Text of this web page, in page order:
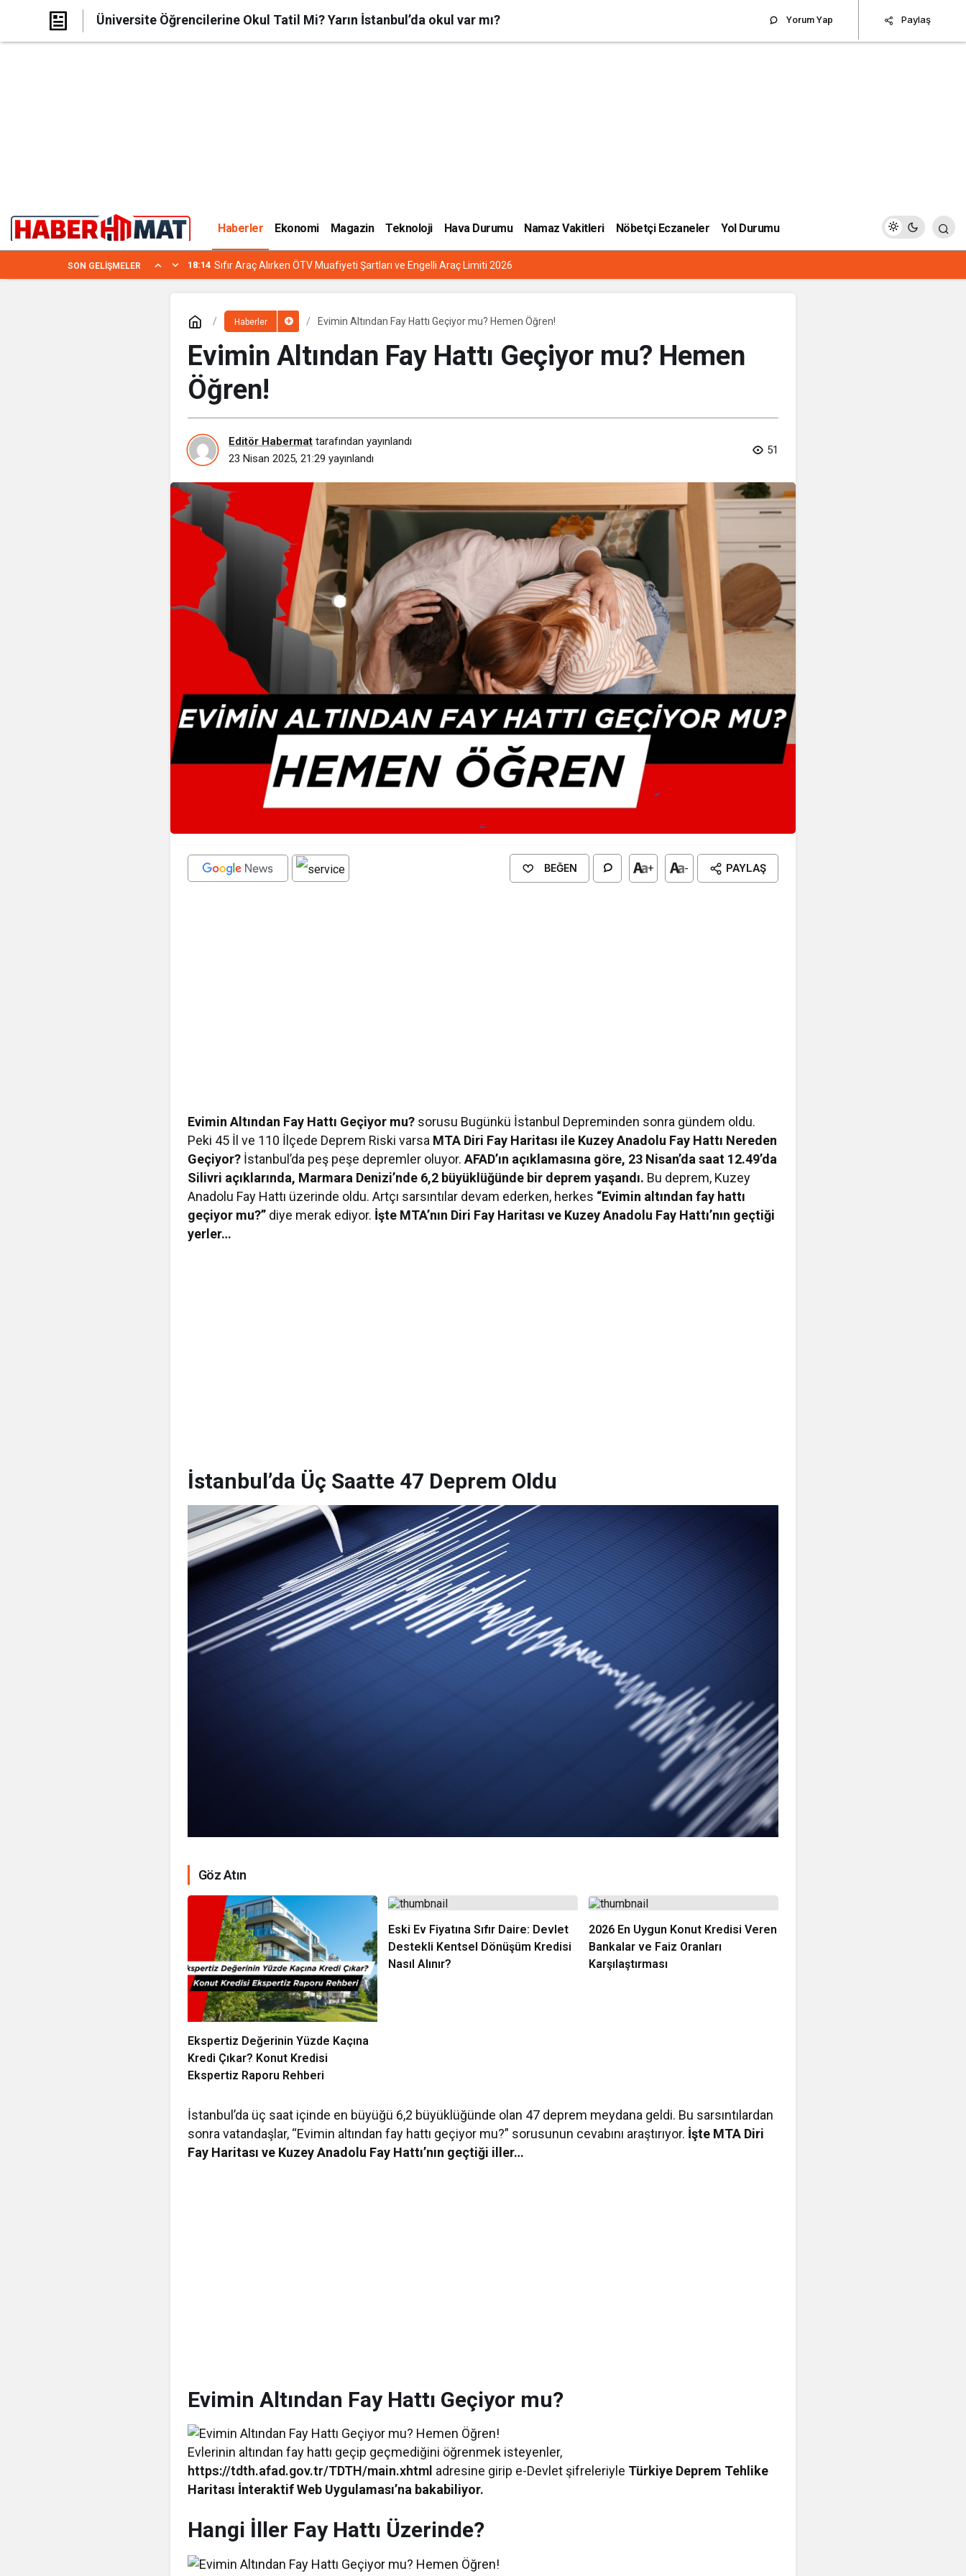
Haberler Ekonomi Magazin Teknoloji Hava Durumu Namaz Vakitleri Nöbetçi Eczaneler Yol Durumu
SON GELIŞMELER 18:14 Sıfır Araç Alırken ÖTV Muafiyeti Şartları ve Engelli Araç Limiti 2026
Haberler Evimin Altından Fay Hattı Geçiyor mu? Hemen Öğren!
Evimin Altından Fay Hattı Geçiyor mu? Hemen
Öğren!
Editör Habermat tarafından yayınlandı
23 Nisan 2025, 21:29 yayınlandı
51
BEĞEN + - PAYLAŞ
Evimin Altından Fay Hattı Geçiyor mu? sorusu Bugünkü İstanbul Depreminden sonra gündem oldu.
Peki 45 İl ve 110 İlçede Deprem Riski varsa MTA Diri Fay Haritası ile Kuzey Anadolu Fay Hattı Nereden
Geçiyor? İstanbul’da peş peşe depremler oluyor.AFAD’ın açıklamasına göre, 23 Nisan’da saat 12.49’da
Silivri açıklarında, Marmara Denizi’nde 6,2 büyüklüğünde bir deprem yaşandı. Bu deprem, Kuzey
Anadolu Fay Hattı üzerinde oldu. Artçı sarsıntılar devam ederken, herkes “Evimin altından fay hattı
geçiyor mu?” diye merak ediyor. İşte MTA’nın Diri Fay Haritası ve Kuzey Anadolu Fay Hattı’nın geçtiği
yerler…
İstanbul’da Üç Saatte 47 Deprem Oldu
Göz Atın
Ekspertiz Değerinin Yüzde Kaçına
Kredi Çıkar? Konut Kredisi
Ekspertiz Raporu Rehberi
Eski Ev Fiyatına Sıfır Daire: Devlet
Destekli Kentsel Dönüşüm Kredisi
Nasıl Alınır?
2026 En Uygun Konut Kredisi Veren
Bankalar ve Faiz Oranları
Karşılaştırması
İstanbul’da üç saat içinde en büyüğü 6,2 büyüklüğünde olan 47 deprem meydana geldi. Bu sarsıntılardan
sonra vatandaşlar, “Evimin altından fay hattı geçiyor mu?” sorusunun cevabını araştırıyor. İşte MTA Diri
Fay Haritası ve Kuzey Anadolu Fay Hattı’nın geçtiği iller…
Evimin Altından Fay Hattı Geçiyor mu?
Evlerinin altından fay hattı geçip geçmediğini öğrenmek isteyenler,
https://tdth.afad.gov.tr/TDTH/main.xhtml adresine girip e-Devlet şifreleriyle Türkiye Deprem Tehlike
Haritası İnteraktif Web Uygulaması’na bakabiliyor.
Hangi İller Fay Hattı Üzerinde?
Üniversite Öğrencilerine Okul Tatil Mi? Yarın İstanbul’da okul var mı? Yorum Yap Paylaş